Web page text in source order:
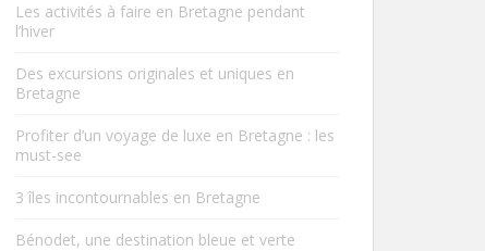
Les activités à faire en Bretagne pendant
l’hiver
Des excursions originales et uniques en
Bretagne
Profiter d’un voyage de luxe en Bretagne : les
must-see
3 îles incontournables en Bretagne
Bénodet, une destination bleue et verte